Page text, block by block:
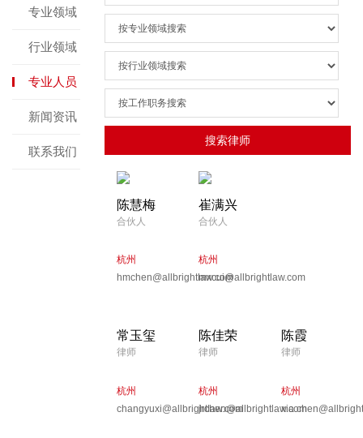
专业领域
行业领域
专业人员
新闻资讯
联系我们
陈慧梅
合伙人
杭州
hmchen@allbrightlaw.com
崔满兴
合伙人
杭州
mxcui@allbrightlaw.com
常玉玺
律师
杭州
changyuxi@allbrightlaw.com
陈佳荣
律师
杭州
jrchen@allbrightlaw.com
陈霞
律师
杭州